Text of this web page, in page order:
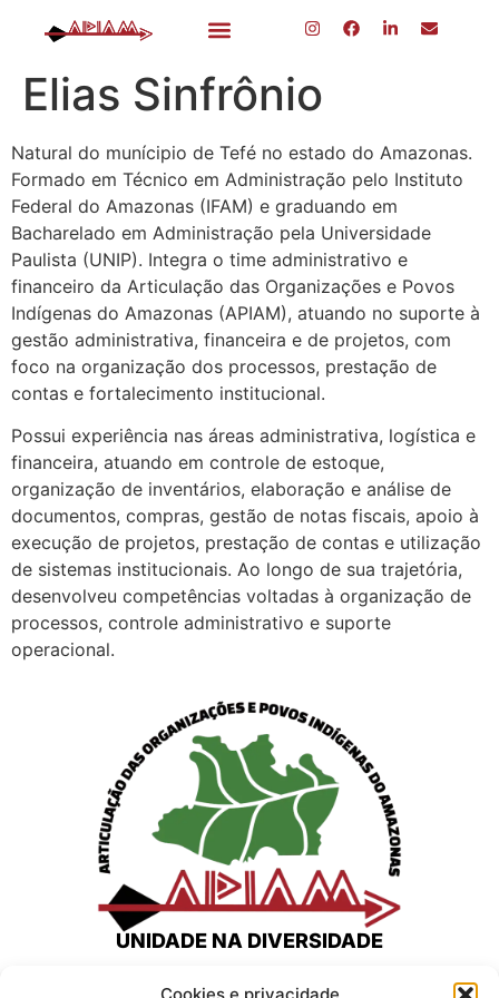
Cookies e privacidade
Elias Sinfrônio
Natural do munícipio de Tefé no estado do Amazonas.
Formado em Técnico em Administração pelo Instituto
Federal do Amazonas (IFAM) e graduando em
Bacharelado em Administração pela Universidade
Paulista (UNIP). Integra o time administrativo e
financeiro da Articulação das Organizações e Povos
Indígenas do Amazonas (APIAM), atuando no suporte à
gestão administrativa, financeira e de projetos, com
foco na organização dos processos, prestação de
contas e fortalecimento institucional.
Possui experiência nas áreas administrativa, logística e
financeira, atuando em controle de estoque,
organização de inventários, elaboração e análise de
documentos, compras, gestão de notas fiscais, apoio à
execução de projetos, prestação de contas e utilização
de sistemas institucionais. Ao longo de sua trajetória,
desenvolveu competências voltadas à organização de
processos, controle administrativo e suporte
operacional.
UNIDADE NA DIVERSIDADE
Home